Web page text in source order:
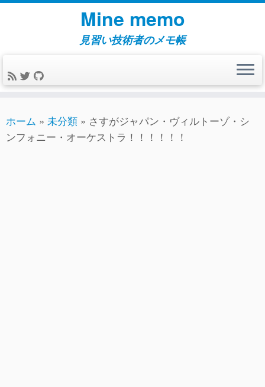
コ
ン
ツ
へ
キ
ッ
Mine memo
見習い技術者のメモ帳
ホーム » 未分類 » さすがジャパン・ヴィルトーゾ・シ
ンフォニー・オーケストラ！！！！！！